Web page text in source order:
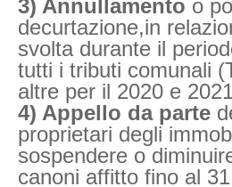
3) Annullamento o
decurtazione,in
svolta durante il
tutti i tributi comunali
altre per il 2020 e
4) Appello da parte
proprietari degli
sospendere o
canoni affitto fino al